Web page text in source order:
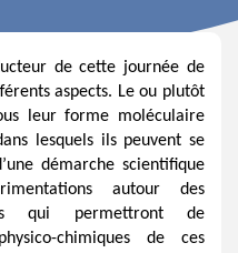
de cette journée de
aspects. Le ou plutôt
leur forme moléculaire
lesquels ils peuvent se
démarche scientifique
autour des
qui permettront de
chimiques de ces